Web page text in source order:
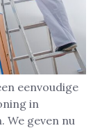
eenvoudige
in
We geven nu